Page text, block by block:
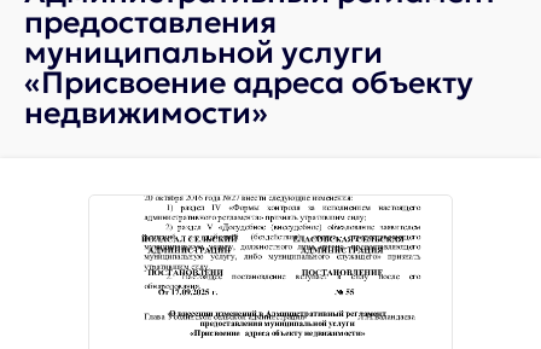
предоставления
муниципальной услуги
«Присвоение адреса объекту
недвижимости»